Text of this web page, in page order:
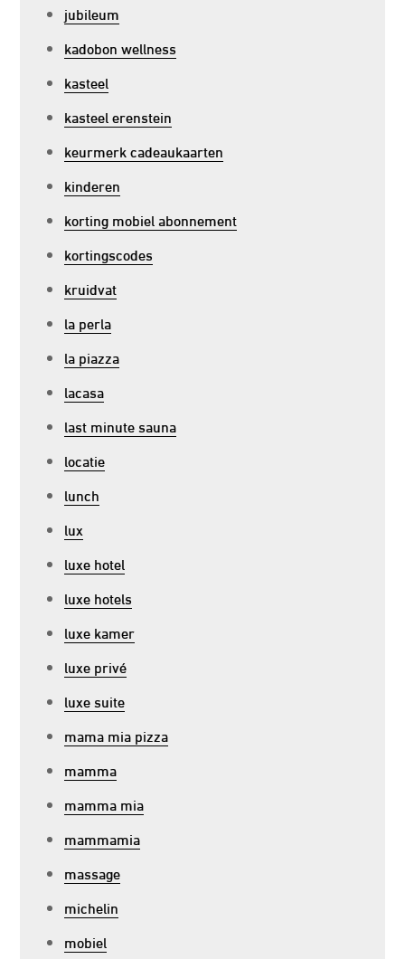
jubileum
kadobon wellness
kasteel
kasteel erenstein
keurmerk cadeaukaarten
kinderen
korting mobiel abonnement
kortingscodes
kruidvat
la perla
la piazza
lacasa
last minute sauna
locatie
lunch
lux
luxe hotel
luxe hotels
luxe kamer
luxe privé
luxe suite
mama mia pizza
mamma
mamma mia
mammamia
massage
michelin
mobiel